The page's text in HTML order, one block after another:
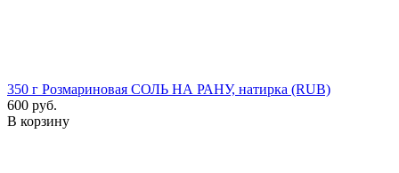
350 г Розмариновая СОЛЬ НА РАНУ, натирка (RUB)
600 руб.
В корзину